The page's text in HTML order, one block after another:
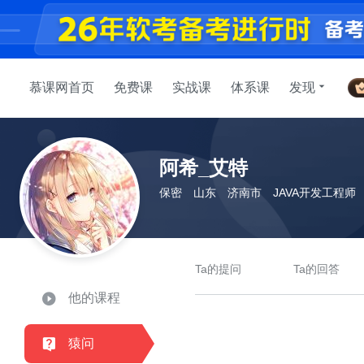
慕课网首页 免费课 实战课 体系课 发现
阿希_艾特
保密 山东 济南市 JAVA开发工程师
他的课程
猿问
Ta的提问 Ta的回答